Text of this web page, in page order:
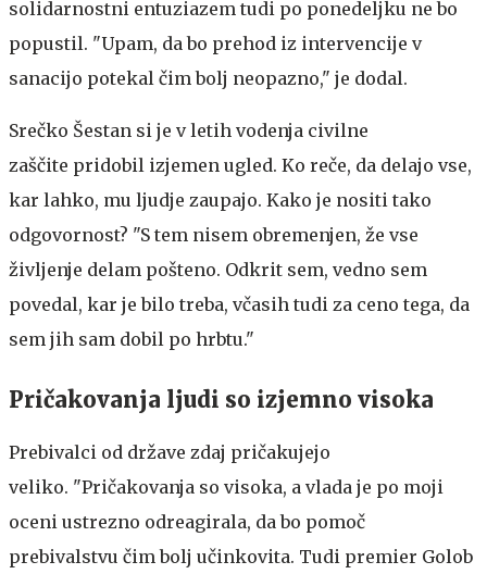
solidarnostni entuziazem tudi po ponedeljku ne bo
popustil. "Upam, da bo prehod iz intervencije v
sanacijo potekal čim bolj neopazno," je dodal.
Srečko Šestan si je v letih vodenja civilne
zaščite pridobil izjemen ugled. Ko reče, da delajo vse,
kar lahko, mu ljudje zaupajo. Kako je nositi tako
odgovornost? "S tem nisem obremenjen, že vse
življenje delam pošteno. Odkrit sem, vedno sem
povedal, kar je bilo treba, včasih tudi za ceno tega, da
sem jih sam dobil po hrbtu."
Pričakovanja ljudi so izjemno visoka
Prebivalci od države zdaj pričakujejo
veliko. "Pričakovanja so visoka, a vlada je po moji
oceni ustrezno odreagirala, da bo pomoč
prebivalstvu čim bolj učinkovita. Tudi premier Golob